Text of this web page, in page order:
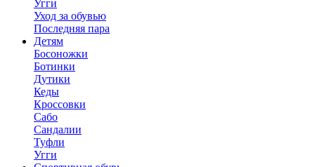
Угги
Уход за обувью
Последняя пара
Детям
Босоножки
Ботинки
Дутики
Кеды
Кроссовки
Сабо
Сандалии
Туфли
Угги